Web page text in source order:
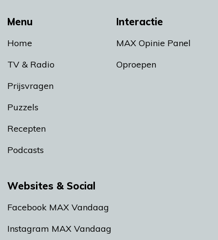
Menu
Home
TV & Radio
Prijsvragen
Puzzels
Recepten
Podcasts
Interactie
MAX Opinie Panel
Oproepen
Websites & Social
Facebook MAX Vandaag
Instagram MAX Vandaag